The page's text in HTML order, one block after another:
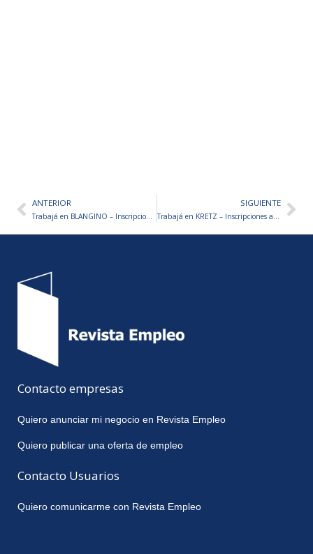
AntANTERIOR
Trabajá en BLANGINO – Inscripciones abiertas
SIGUIENTE
Trabajá en KRETZ – Inscripciones abiertas
Contacto empresas
Quiero anunciar mi negocio en Revista Empleo
Quiero publicar una oferta de empleo
Contacto Usuarios
Quiero comunicarme con Revista Empleo